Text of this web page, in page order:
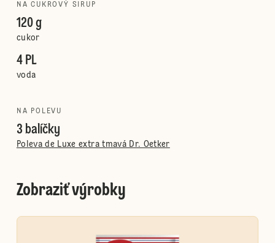
NA CUKROVÝ SIRUP
120 g
cukor
4 PL
voda
NA POLEVU
3 balíčky
Poleva de Luxe extra tmavá Dr. Oetker
Zobraziť výrobky